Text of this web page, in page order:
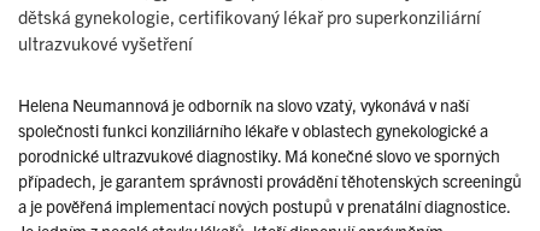
dětská gynekologie, certifikovaný lékař pro superkonziliární
ultrazvukové vyšetření
Helena Neumannová je odborník na slovo vzatý, vykonává v naší
společnosti funkci konziliárního lékaře v oblastech gynekologické a
porodnické ultrazvukové diagnostiky. Má konečné slovo ve sporných
případech, je garantem správnosti provádění těhotenských screeningů
a je pověřená implementací nových postupů v prenatální diagnostice.